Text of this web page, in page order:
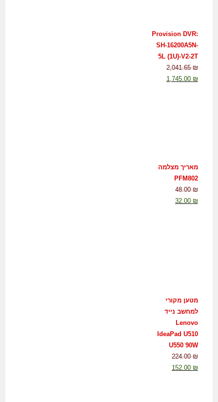
Provision DVR:
SH-16200A5N-
5L (1U)-V2-2T
2,041.65₪
1,745.00 ₪
מאריך מצלמה
PFM802
48.00₪
32.00 ₪
מטען מקורי
למחשב נייד
Lenovo
IdeaPad U510
U550 90W
224.00₪
152.00 ₪